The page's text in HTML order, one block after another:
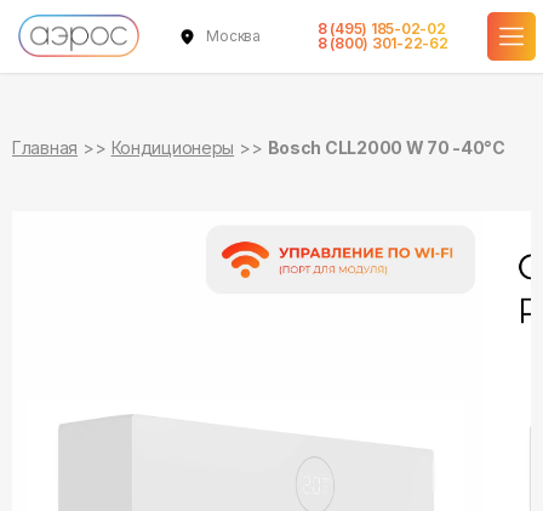
Москва
8 (495) 185-02-02
8 (800) 301-22-62
Главная Кондиционеры Bosch CLL2000 W 70 -40°С
в наличии
в наличии